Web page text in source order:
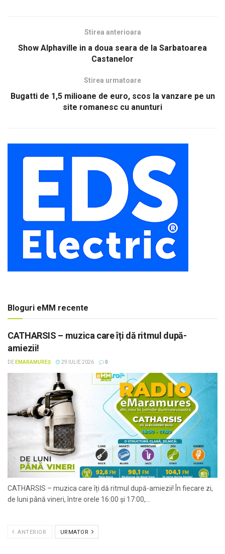
Stirea anterioara
Show Alphaville in a doua seara de la Sarbatoarea
Castanelor
Stirea urmatoare
Bugatti de 1,5 milioane de euro, scos la vanzare pe un
site romanesc cu anunturi
Bloguri eMM recente
CATHARSIS – muzica care îți dă ritmul după-
amiezii!
DE EMARAMUREȘ 29 IULIE 2026 0
CATHARSIS – muzica care îți dă ritmul după-amiezii! În fiecare zi,
de luni până vineri, între orele 16:00 și 17:00,...
ANTERIOR URMATOR